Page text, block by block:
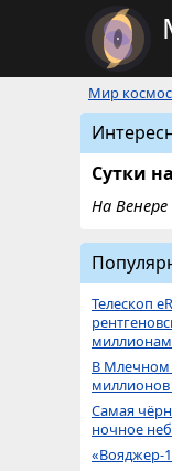
Мир
Сутки
На
Телескоп
В Млечном
Самая
ночное
«Вояджер-